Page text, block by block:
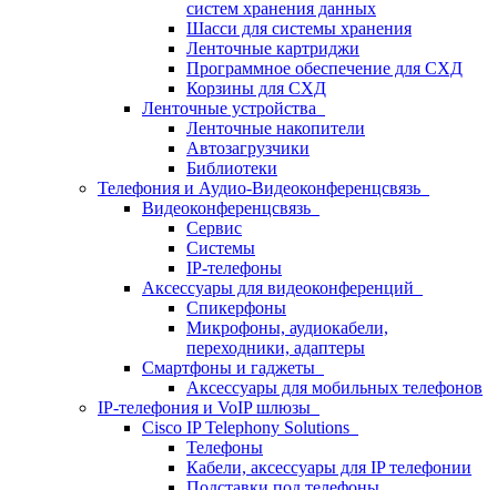
систем хранения данных
Шасси для системы хранения
Ленточные картриджи
Программное обеспечение для СХД
Корзины для СХД
Ленточные устройства
Ленточные накопители
Автозагрузчики
Библиотеки
Телефония и Аудио-Видеоконференцсвязь
Видеоконференцсвязь
Сервис
Системы
IP-телефоны
Аксессуары для видеоконференций
Спикерфоны
Микрофоны, аудиокабели,
переходники, адаптеры
Смартфоны и гаджеты
Аксессуары для мобильных телефонов
IP-телефония и VoIP шлюзы
Cisco IP Telephony Solutions
Телефоны
Кабели, аксессуары для IP телефонии